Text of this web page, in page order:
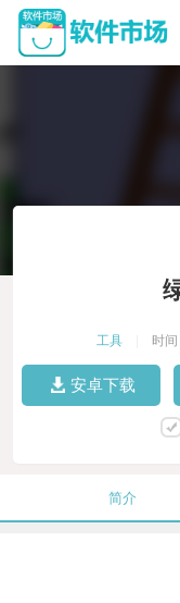
工具 时
安卓下载
简介